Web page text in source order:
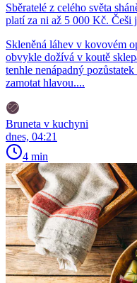
Sběratelé z celého světa
platí za ni až 5 000 Kč. Češi
Skleněná láhev v kovovém
obvykle dožívá v koutě
tenhle nenápadný
zamotat hlavou....
Bruneta v kuchyni
dnes, 04:21
4 min